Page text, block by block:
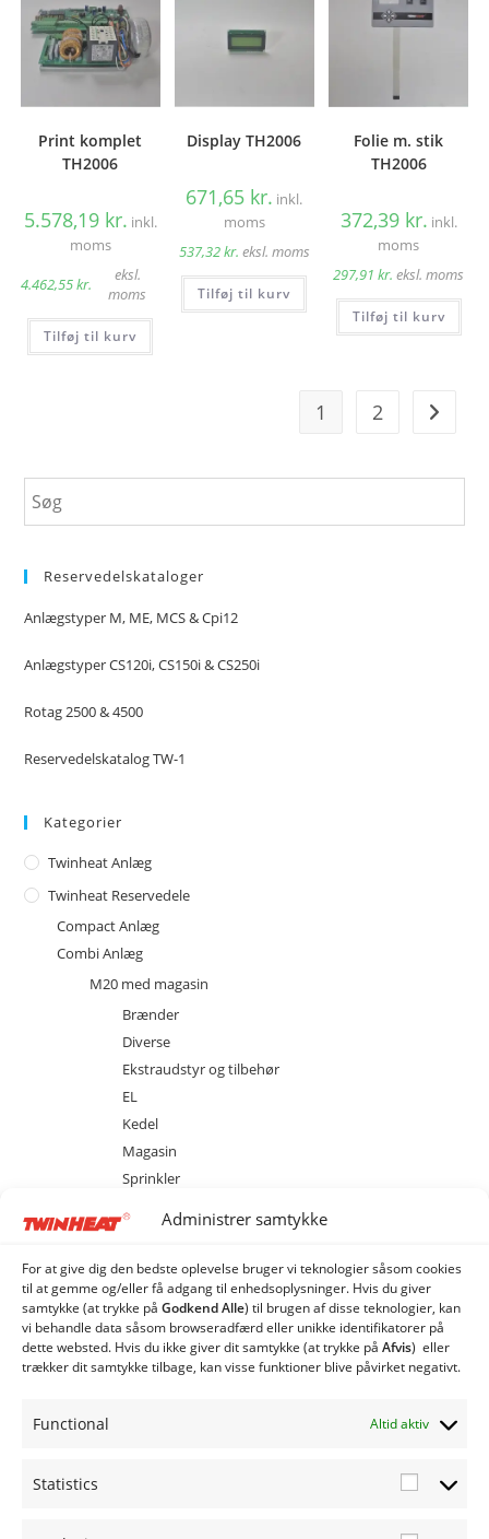
Administrer samtykke
For at give dig den bedste oplevelse bruger vi teknologier såsom cookies
til at gemme og/eller få adgang til enhedsoplysninger. Hvis du giver
samtykke (at trykke på Godkend Alle) til brugen af ​​disse teknologier, kan
vi behandle data såsom browseradfærd eller unikke identifikatorer på
dette websted. Hvis du ikke giver dit samtykke (at trykke på Afvis) eller
trækker dit samtykke tilbage, kan visse funktioner blive påvirket negativt.
Functional Altid aktiv
Statistics
Print komplet
TH2006
5.578,19 kr. inkl.
moms
4.462,55kr.
eksl.
moms
Tilføj til kurv
Display TH2006
671,65 kr. inkl.
moms
537,32kr. eksl. moms
Tilføj til kurv
Folie m. stik
TH2006
372,39 kr. inkl.
moms
297,91kr. eksl. moms
Tilføj til kurv
1 2
Reservedelskataloger
Anlægstyper M, ME, MCS & Cpi12
Anlægstyper CS120i, CS150i & CS250i
Rotag 2500 & 4500
Reservedelskatalog TW-1
Kategorier
Twinheat Anlæg
Twinheat Reservedele
Compact Anlæg
Combi Anlæg
M20 med magasin
Brænder
Diverse
Ekstraudstyr og tilbehør
EL
Kedel
Magasin
Sprinkler
M80 med magasin
MCS 20 med cellesluse
MCS 40 med cellesluse
MCS 80 med cellesluse
ME 20 med spjældhus
ME 40 med spjældhus
Industri Anlæg